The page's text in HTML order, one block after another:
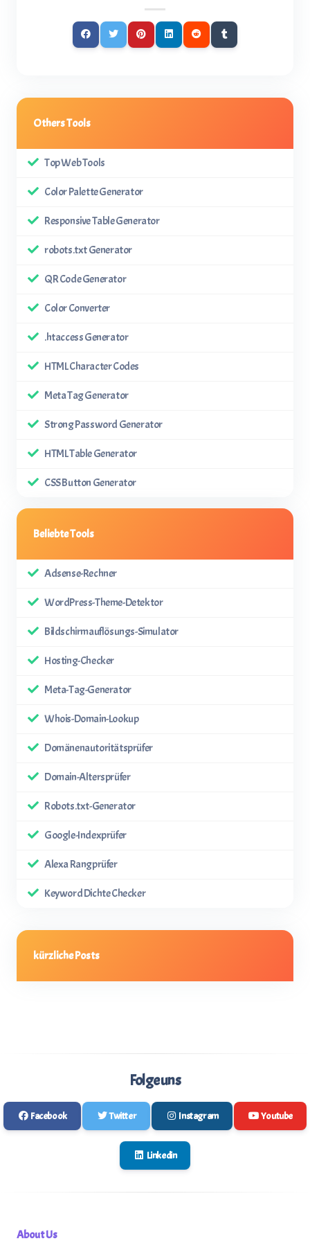
Others Tools
Top Web Tools
Color Palette Generator
Responsive Table Generator
robots.txt Generator
QR Code Generator
Color Converter
.htaccess Generator
HTML Character Codes
Meta Tag Generator
Strong Password Generator
HTML Table Generator
CSS Button Generator
Beliebte Tools
Adsense-Rechner
WordPress-Theme-Detektor
Bildschirmauflösungs-Simulator
Hosting-Checker
Meta-Tag-Generator
Whois-Domain-Lookup
Domänenautoritätsprüfer
Domain-Altersprüfer
Robots.txt-Generator
Google-Indexprüfer
Alexa Rangprüfer
Keyword Dichte Checker
kürzliche Posts
Folge uns
Facebook Twitter Instagram Youtube
Linkedin
About Us